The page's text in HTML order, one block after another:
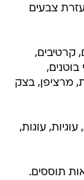
צבעים
קרטיבים,
מרציפן, בצק
עוגות,
תוססים.